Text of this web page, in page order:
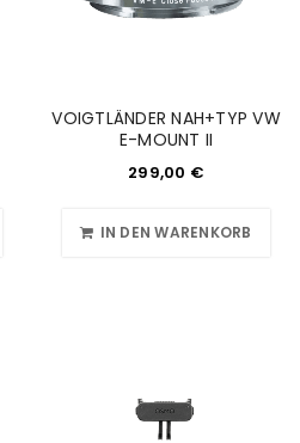
VOIGTLÄNDER NAH+TYP VW
E-MOUNT II
299,00 €
IN DEN WARENKORB